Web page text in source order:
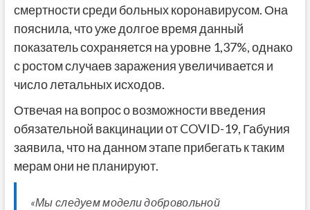
смертности среди больных коронавирусом. Она
пояснила, что уже долгое время данный
показатель сохраняется на уровне 1,37%, однако
с ростом случаев заражения увеличивается и
число летальных исходов.
Отвечая на вопрос о возможности введения
обязательной вакцинации от COVID-19, Габуния
заявила, что на данном этапе прибегать к таким
мерам они не планируют.
«Мы следуем модели добровольной